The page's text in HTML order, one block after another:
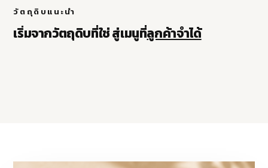
วัตถุดิบแนะนำ
เริ่มจากวัตถุดิบที่ใช่ สู่เมนูที่ลูกค้าจำได้
PISTACHIO PASTE
100%
ดูข้อมูลสินค้า ดูข้อมูลสินค้า